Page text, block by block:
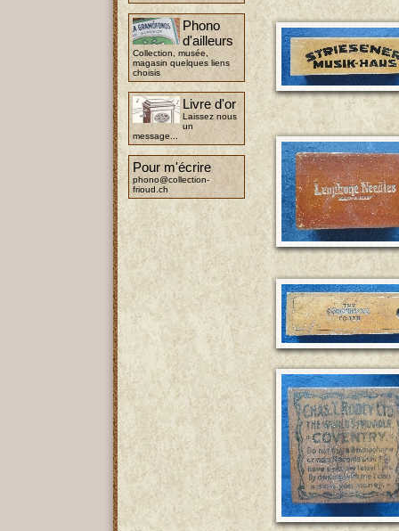
Phono
d'ailleurs
Collection, musée,
magasin quelques liens
choisis
Livre d'or
Laissez nous
un
message...
Pour m'écrire
phono@collection-
frioud.ch